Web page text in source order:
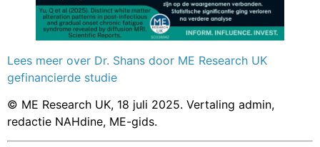
Lees meer over Dr. Shans door ME Research UK
gefinancierde studie
© ME Research UK, 18 juli 2025. Vertaling admin,
redactie NAHdine, ME-gids.